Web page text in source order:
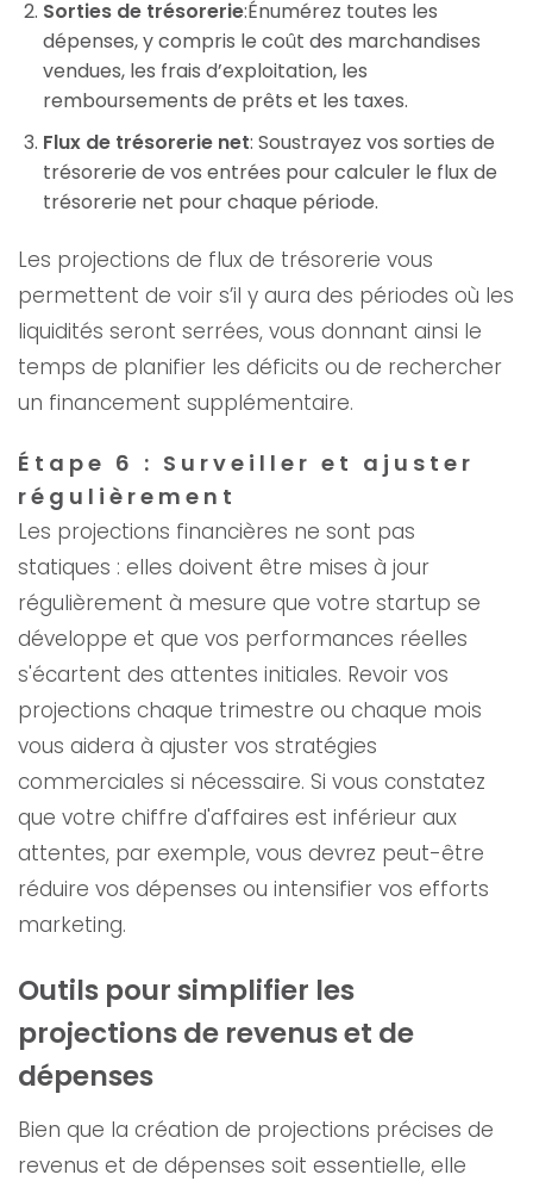
Sorties de trésorerie:Énumérez toutes les
dépenses, y compris le coût des marchandises
vendues, les frais d’exploitation, les
remboursements de prêts et les taxes.
Flux de trésorerie net: Soustrayez vos sorties de
trésorerie de vos entrées pour calculer le flux de
trésorerie net pour chaque période.
Les projections de flux de trésorerie vous
permettent de voir s’il y aura des périodes où les
liquidités seront serrées, vous donnant ainsi le
temps de planifier les déficits ou de rechercher
un financement supplémentaire.
Étape 6 : Surveiller et ajuster
régulièrement
Les projections financières ne sont pas
statiques : elles doivent être mises à jour
régulièrement à mesure que votre startup se
développe et que vos performances réelles
s'écartent des attentes initiales. Revoir vos
projections chaque trimestre ou chaque mois
vous aidera à ajuster vos stratégies
commerciales si nécessaire. Si vous constatez
que votre chiffre d'affaires est inférieur aux
attentes, par exemple, vous devrez peut-être
réduire vos dépenses ou intensifier vos efforts
marketing.
Outils pour simplifier les
projections de revenus et de
dépenses
Bien que la création de projections précises de
revenus et de dépenses soit essentielle, elle